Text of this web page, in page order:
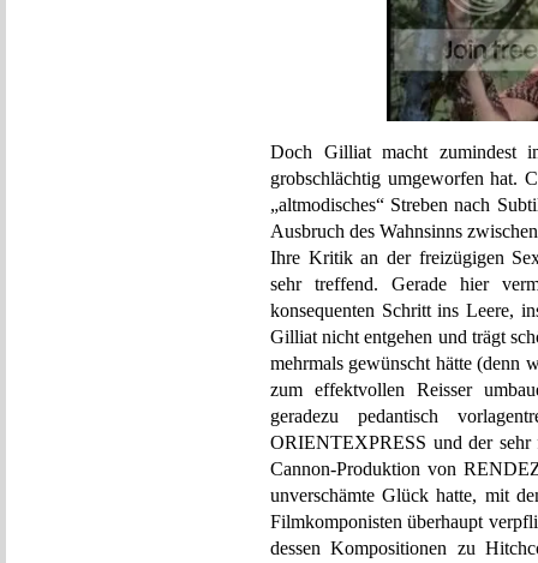
Doch Gilliat macht zumindest
grobschlächtig umgeworfen hat.
„altmodisches“ Streben nach
Ausbruch des Wahnsinns
Ihre Kritik an der freizügigen
sehr treffend. Gerade hier
konsequenten Schritt ins Leere,
Gilliat nicht entgehen und trägt
mehrmals gewünscht hätte (denn
zum effektvollen Reisser
geradezu pedantisch
ORIENTEXPRESS und der sehr
Cannon-Produktion von
unverschämte Glück hatte, mit
Filmkomponisten überhaupt
dessen Kompositionen zu